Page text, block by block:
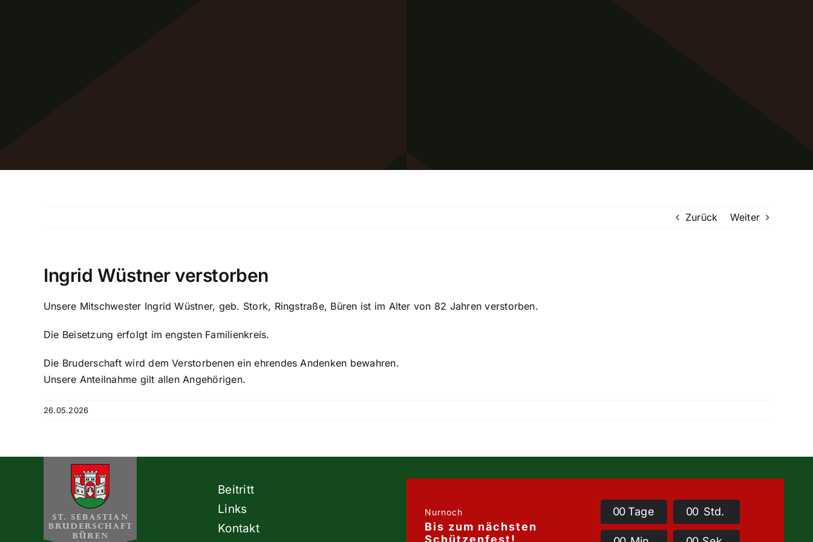
Zurück Weiter
Ingrid Wüstner verstorben
Unsere Mitschwester Ingrid Wüstner, geb. Stork, Ringstraße, Büren ist im Alter von 82 Jahren verstorben.
Die Beisetzung erfolgt im engsten Familienkreis.
Die Bruderschaft wird dem Verstorbenen ein ehrendes Andenken bewahren.
Unsere Anteilnahme gilt allen Angehörigen.
26.05.2026
Beitritt
Links
Kontakt
Nurnoch
Bis zum nächsten
00Tage 00 Std.